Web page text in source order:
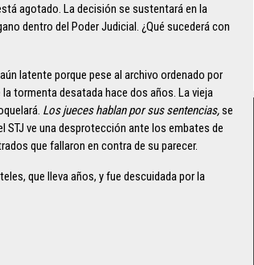
agotado. La decisión se sustentará en la
dentro del Poder Judicial. ¿Qué sucederá con
latente porque pese al archivo ordenado por
tormenta desatada hace dos años. La vieja
Los jueces hablan por sus sentencias,se
STJ ve una desprotección ante los embates de
que fallaron en contra de su parecer.
que lleva años, y fue descuidada por la